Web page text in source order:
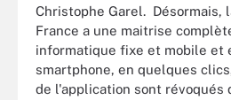
Christophe Garel. Désormais,
France a une maitrise
informatique fixe et mobile et
smartphone, en quelques
de l'application sont révoqués